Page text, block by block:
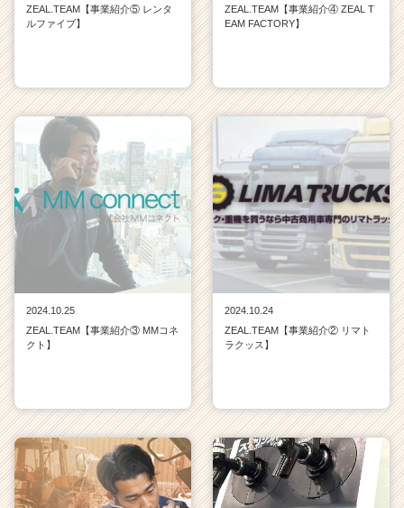
ZEAL.TEAM【事業紹介⑤ レンタ
ルファイブ】
ZEAL.TEAM【事業紹介④ ZEAL T
EAM FACTORY】
2024.10.25
ZEAL.TEAM【事業紹介③ MMコネ
クト】
2024.10.24
ZEAL.TEAM【事業紹介② リマト
ラクッス】